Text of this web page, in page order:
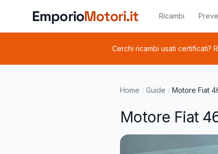
EmporioMotori.it Ricambi
Cerchi ricambi usati certificati?
Home / Guide / Motore Fiat
Motore Fiat